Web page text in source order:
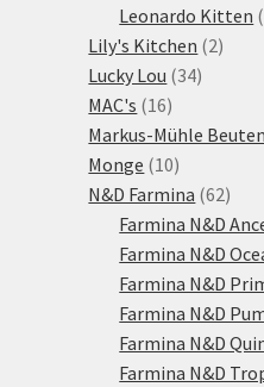
Leonardo Kitten
Lily's Kitchen 22
Lucky Lou 3434
MAC's 1616
produktů
Markus-Mühle
Monge 1010
produktů
N&D Farmina 6262
Farmina N&D
Farmina N&D
Farmina N&D
Farmina N&D
Farmina N&D
Farmina N&D